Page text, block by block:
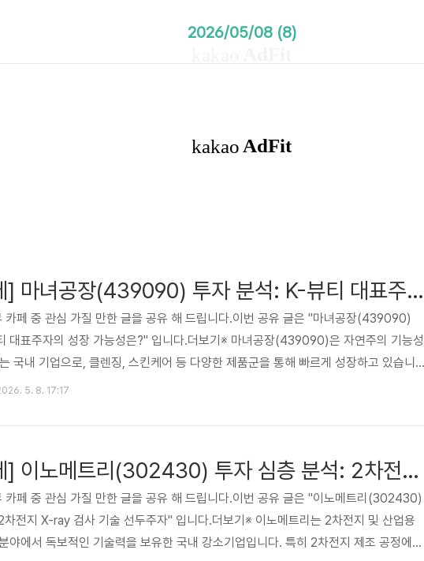
2026/05/08 (8)
[추천 카페] 마녀공장(439090) 투자 분석: K-뷰티 대표주자의 성장 가능성은?
카페 중 관심 가질 만한 글을 공유 해 드립니다.이번 공유 글은 "마녀공장(439090)
대표주자의 성장 가능성은?" 입니다.더보기※ 마녀공장(439090)은 자연주의 기능성
국내 기업으로, 클렌징, 스킨케어 등 다양한 제품군을 통해 빠르게 성장하고 있습니
징 오일’과 ‘갈락토미 나이아신 2.0 에센스’ 등 스테디셀러를 보유하며 국내외 소비자
5. 8. 17:17
[추천 카페] 이노메트리(302430) 투자 심층 분석: 2차전지 X-ray 검사 기술 선두주자
카페 중 관심 가질 만한 글을 공유 해 드립니다.이번 공유 글은 "이노메트리(302430)
차전지 X-ray 검사 기술 선두주자" 입니다.더보기※ 이노메트리는 2차전지 및 산업용
야에서 독보적인 기술력을 보유한 국내 강소기업입니다. 특히 2차전지 제조 공정에서